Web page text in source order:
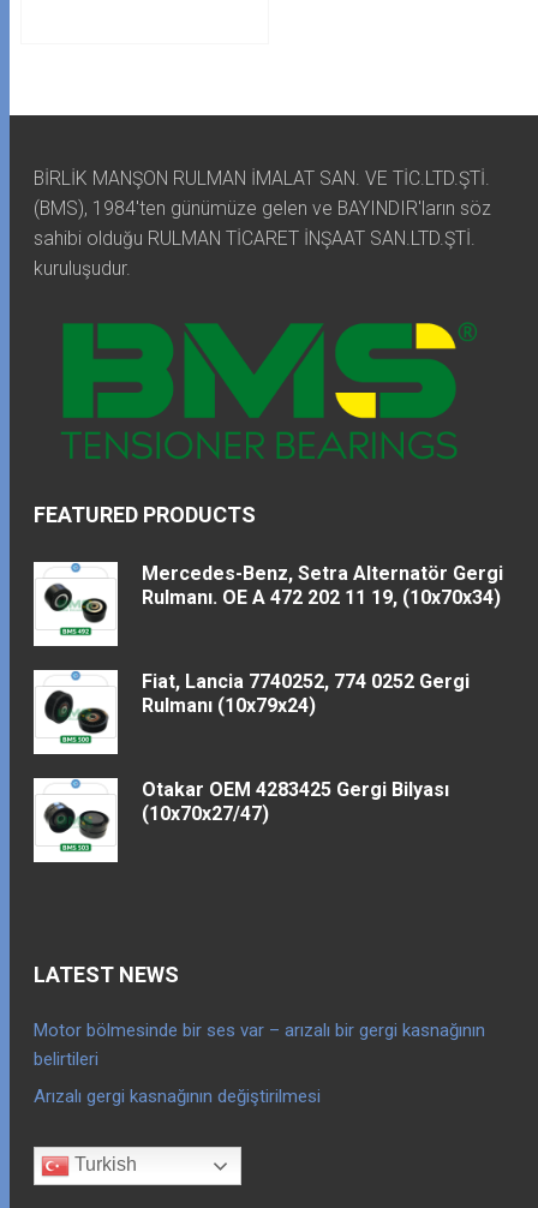
BİRLİK MANŞON RULMAN İMALAT SAN. VE TİC.LTD.ŞTİ.
(BMS), 1984'ten günümüze gelen ve BAYINDIR'ların söz
sahibi olduğu RULMAN TİCARET İNŞAAT SAN.LTD.ŞTİ.
kuruluşudur.
FEATURED PRODUCTS
Mercedes-Benz, Setra Alternatör Gergi
Rulmanı. OE A 472 202 11 19, (10x70x34)
Fiat, Lancia 7740252, 774 0252 Gergi
Rulmanı (10x79x24)
Otakar OEM 4283425 Gergi Bilyası
(10x70x27/47)
LATEST NEWS
Motor bölmesinde bir ses var – arızalı bir gergi kasnağının
belirtileri
Arızalı gergi kasnağının değiştirilmesi
Turkish